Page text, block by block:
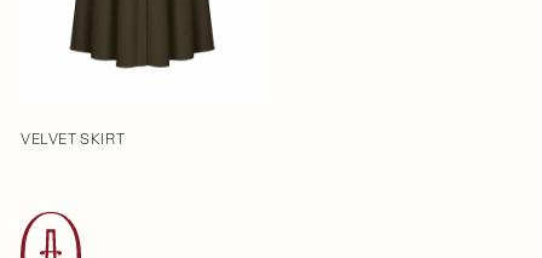
VELVET SKIRT